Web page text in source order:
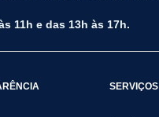
11h e das 13h às 17h.
SERVIÇOS